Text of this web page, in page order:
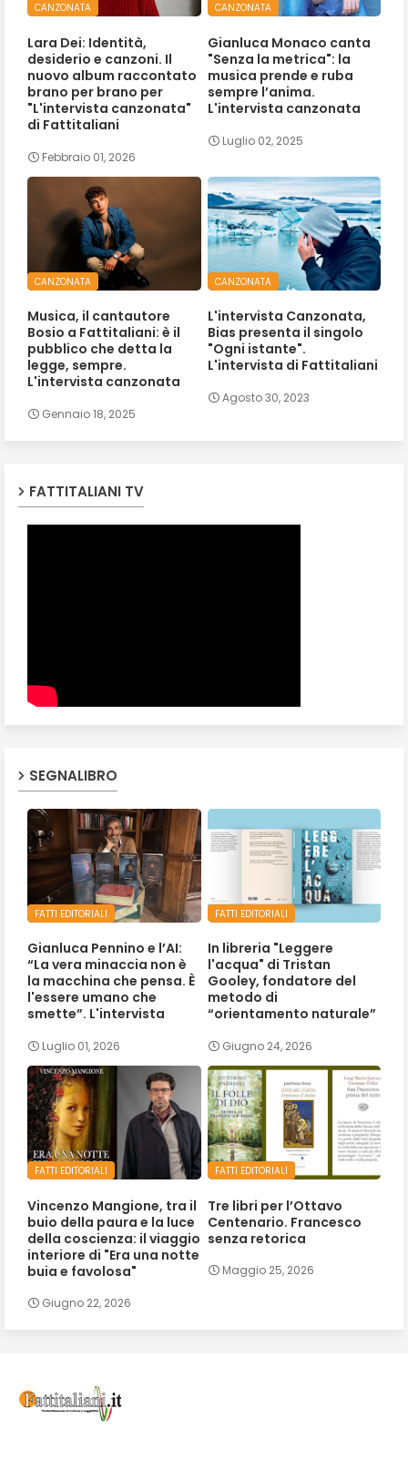
CANZONATA
Lara Dei: Identità,
desiderio e canzoni. Il
nuovo album raccontato
brano per brano per
"L'intervista canzonata"
di Fattitaliani
Febbraio 01, 2026
CANZONATA
Gianluca Monaco canta
"Senza la metrica": la
musica prende e ruba
sempre l’anima.
L'intervista canzonata
Luglio 02, 2025
CANZONATA
Musica, il cantautore
Bosio a Fattitaliani: è il
pubblico che detta la
legge, sempre.
L'intervista canzonata
Gennaio 18, 2025
CANZONATA
L'intervista Canzonata,
Bias presenta il singolo
"Ogni istante".
L'intervista di Fattitaliani
Agosto 30, 2023
FATTITALIANI TV
SEGNALIBRO
FATTI EDITORIALI
Gianluca Pennino e l’AI:
“La vera minaccia non è
la macchina che pensa. È
l'essere umano che
smette”. L'intervista
Luglio 01, 2026
FATTI EDITORIALI
In libreria "Leggere
l'acqua" di Tristan
Gooley, fondatore del
metodo di
“orientamento naturale”
Giugno 24, 2026
FATTI EDITORIALI
Vincenzo Mangione, tra il
buio della paura e la luce
della coscienza: il viaggio
interiore di "Era una notte
buia e favolosa"
Giugno 22, 2026
FATTI EDITORIALI
Tre libri per l’Ottavo
Centenario. Francesco
senza retorica
Maggio 25, 2026